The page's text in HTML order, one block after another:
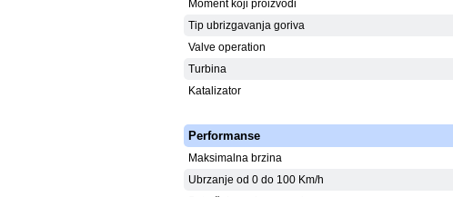
Moment koji proizvodi
Tip ubrizgavanja goriva
Valve operation
Turbina
Katalizator
Performanse
Maksimalna brzina
Ubrzanje od 0 do 100 Km/h